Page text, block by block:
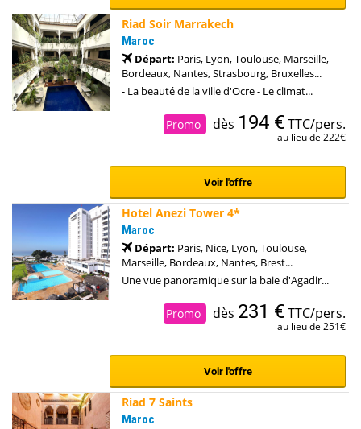
Riad Soir Marrakech
Maroc
Départ: Paris, Lyon, Toulouse, Marseille,
Bordeaux, Nantes, Strasbourg, Bruxelles...
- La beauté de la ville d'Ocre - Le climat...
Promo dès 194 €TTC/pers.
au lieu de 222€
Voir l'offre
Hotel Anezi Tower 4*
Maroc
Départ: Paris, Nice, Lyon, Toulouse,
Marseille, Bordeaux, Nantes, Brest...
Une vue panoramique sur la baie d'Agadir...
Promo dès 231 €TTC/pers.
au lieu de 251€
Voir l'offre
Riad 7 Saints
Maroc